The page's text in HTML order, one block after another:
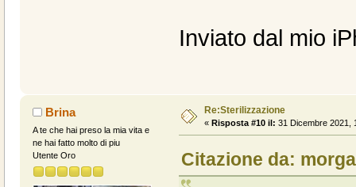
Inviato dal mio
Brina
A te che hai preso la mia vita e
ne hai fatto molto di piu
Utente Oro
Re:Sterilizzazione
« Risposta #10 il: 31 Dicembre 2021,
Citazione da: